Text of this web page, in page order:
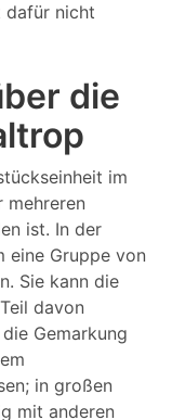
dafür nicht
die
im
mehreren
ist. In der
eine Gruppe von
Sie kann die
davon
Gemarkung
in großen
mit anderen